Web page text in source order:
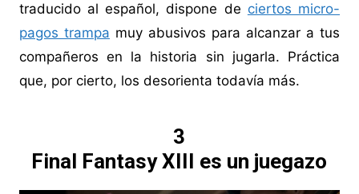
traducido al español, dispone de ciertos micro-
pagos trampa muy abusivos para alcanzar a tus
compañeros en la historia sin jugarla. Práctica
que, por cierto, los desorienta todavía más.
3
Final Fantasy XIII es un juegazo